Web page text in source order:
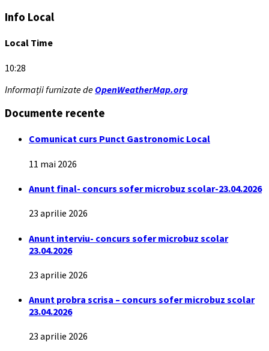
Info Local
Local Time
10:28
Informații furnizate de OpenWeatherMap.org
Documente recente
Comunicat curs Punct Gastronomic Local
11 mai 2026
Anunt final- concurs sofer microbuz scolar-23.04.2026
23 aprilie 2026
Anunt interviu- concurs sofer microbuz scolar
23.04.2026
23 aprilie 2026
Anunt probra scrisa – concurs sofer microbuz scolar
23.04.2026
23 aprilie 2026